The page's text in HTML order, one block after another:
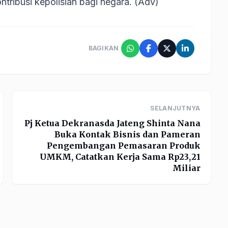
BAGIKAN
SELANJUTNYA
Pj Ketua Dekranasda Jateng Shinta Nana
Buka Kontak Bisnis dan Pameran
Pengembangan Pemasaran Produk
UMKM, Catatkan Kerja Sama Rp23,21
Miliar